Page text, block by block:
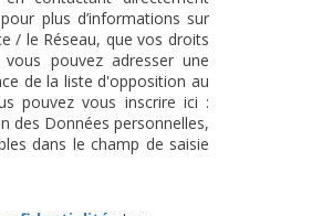
pour plus d’informations sur
/ le Réseau, que vos droits
pouvez adresser une
de la liste d'opposition au
pouvez vous inscrire ici :
des Données personnelles,
dans le champ de saisie